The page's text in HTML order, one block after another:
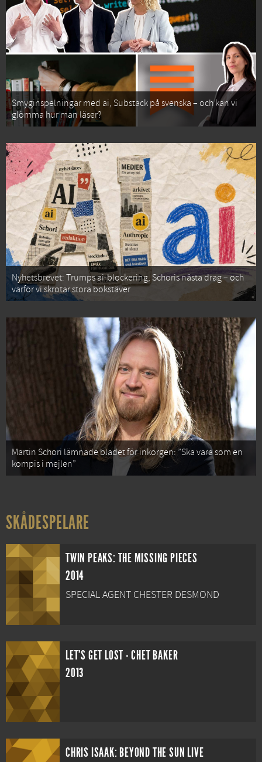
Smyginspelningar med ai, Substack på svenska – och kan vi
glömma hur man läser?
Nyhetsbrevet: Trumps ai-blockering, Schoris nästa drag – och
varför vi skrotar stora bokstäver
Martin Schori lämnade bladet för inkorgen: ”Ska vara som en
kompis i mejlen”
SKÅDESPELARE
TWIN PEAKS: THE MISSING PIECES
2014
SPECIAL AGENT CHESTER DESMOND
LET'S GET LOST - CHET BAKER
2013
CHRIS ISAAK: BEYOND THE SUN LIVE